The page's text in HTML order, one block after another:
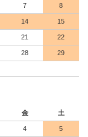
7 8
14 15
21 22
28 29
金 土
4 5